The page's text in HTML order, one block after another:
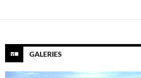
GALERIES